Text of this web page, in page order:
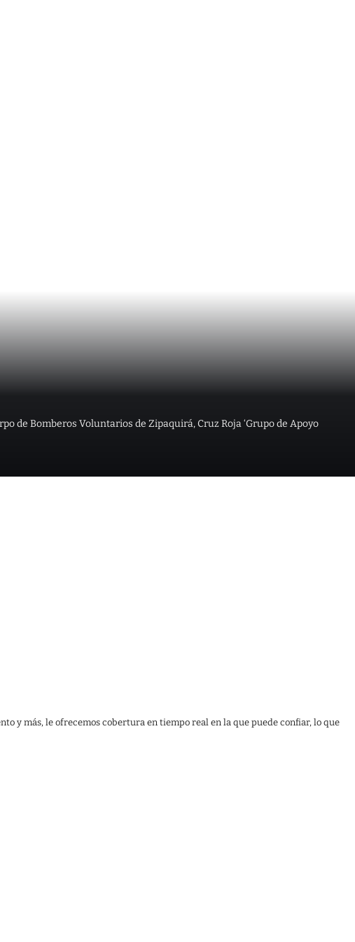
de Bomberos Voluntarios de Zipaquirá, Cruz Roja ‘Grupo de Apoyo
y más, le ofrecemos cobertura en tiempo real en la que puede confiar, lo que